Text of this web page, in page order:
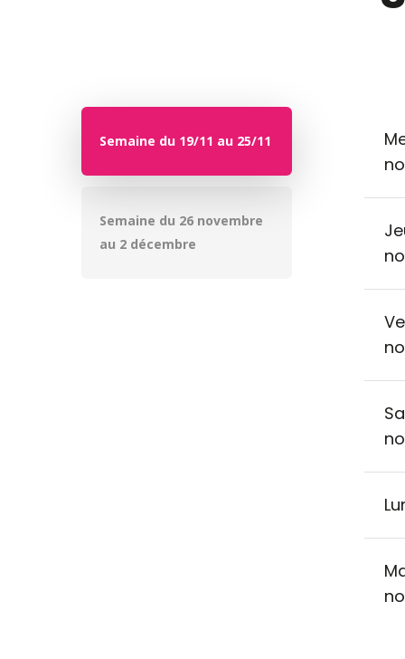
Semaine du 19/11 au 25/11
Semaine du 26 novembre
au 2 décembre